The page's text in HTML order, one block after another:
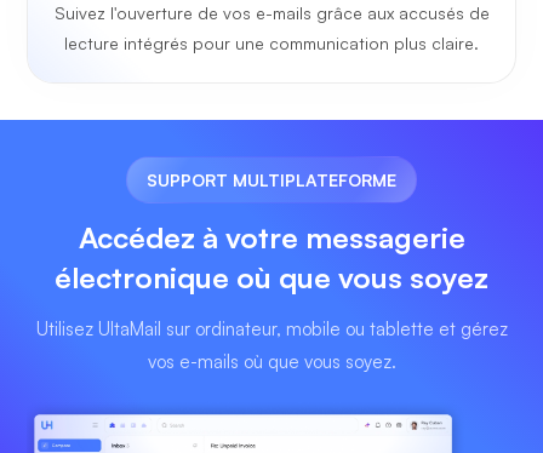
Suivez l'ouverture de vos e-mails grâce aux accusés de
lecture intégrés pour une communication plus claire.
SUPPORT MULTIPLATEFORME
Accédez à votre messagerie
électronique où que vous soyez
Utilisez UltaMail sur ordinateur, mobile ou tablette et gérez
vos e-mails où que vous soyez.